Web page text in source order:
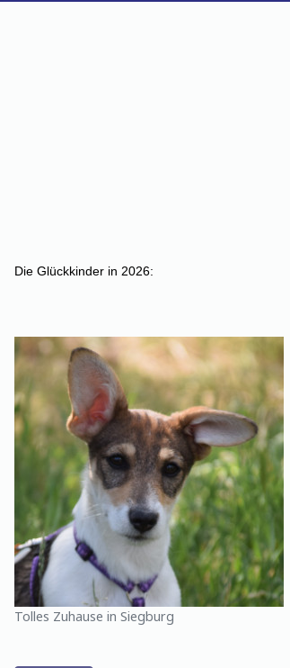
Die Glückkinder in 2026:
Tolles Zuhause in Siegburg